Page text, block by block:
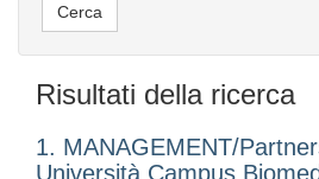
Risultati della ricerca
1. MANAGEMENT/
Università Campus